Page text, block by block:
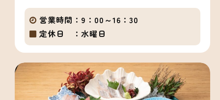
営業時間： 9：00～16：30
定休日 ： 水曜日